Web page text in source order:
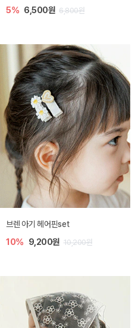
5% 6,500원 6,800원
브렌 아기 헤어핀set
10% 9,200원 10,200원